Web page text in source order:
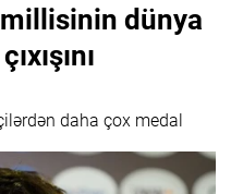
dünya
daha çox medal